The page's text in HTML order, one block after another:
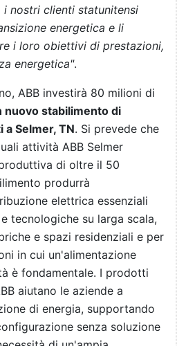
i nostri clienti statunitensi
energetica e li
i loro obiettivi di prestazioni,
energetica".
ABB investirà 80 milioni di
nuovo stabilimento di
Selmer, TN. Si prevede che
attività ABB Selmer
di oltre il 50
produrrà
elettrica essenziali
tecnologiche su larga scala,
e spazi residenziali e per
in cui un'alimentazione
è fondamentale. I prodotti
aiutano le aziende a
di energia, supportando
senza soluzione